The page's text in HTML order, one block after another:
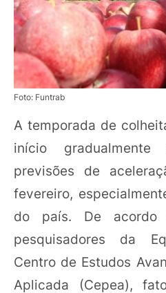
Foto: Funtrab
A temporada de
início
previsões de
fevereiro,
do país. De acordo
pesquisadores da
Centro de Estudos
Aplicada (Cepea),